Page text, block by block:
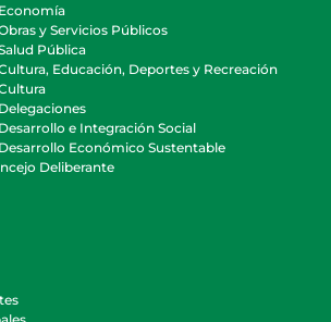
y Servicios Públicos
Pública
Educación, Deportes y Recreación
e Integración Social
Económico Sustentable
Deliberante